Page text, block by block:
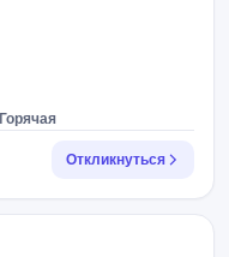
Горячая
Откликнуться